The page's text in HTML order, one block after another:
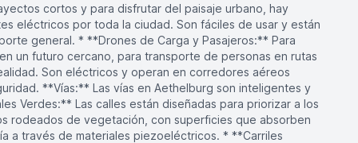
cortos y para disfrutar del paisaje urbano, hay
eléctricos por toda la ciudad. Son fáciles de usar y están
general. * **Drones de Carga y Pasajeros:** Para
un futuro cercano, para transporte de personas en rutas
Son eléctricos y operan en corredores aéreos
**Vías:** Las vías en Aethelburg son inteligentes y
Verdes:** Las calles están diseñadas para priorizar a los
rodeados de vegetación, con superficies que absorben
a través de materiales piezoeléctricos. * **Carriles